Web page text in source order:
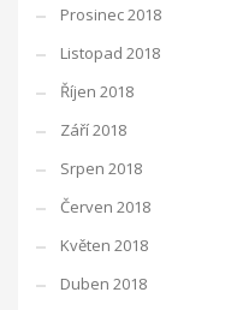
Prosinec 2018
Listopad 2018
Říjen 2018
Září 2018
Srpen 2018
Červen 2018
Květen 2018
Duben 2018